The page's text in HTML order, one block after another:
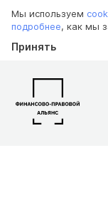
Мы используем
подробнее, как мы
Принять